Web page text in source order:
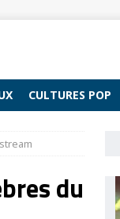
CULTURES POP
du